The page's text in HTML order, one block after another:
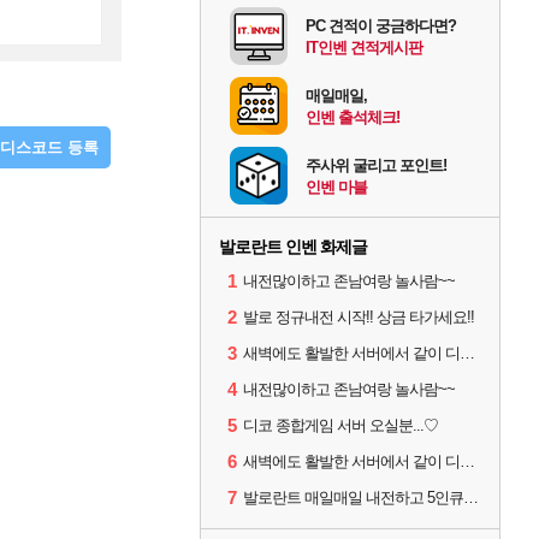
디스코드 등록
PC 견적이 궁금하다면?
IT인벤 견적게시판
매일매일,
인벤 출석체크!
주사위 굴리고 포인트!
인벤 마블
발로란트 인벤 화제글
1 내전많이하고 존남여랑 놀사람~~
2 발로 정규내전 시작!! 상금 타가세요!!
3 새벽에도 활발한 서버에서 같이 디코하면서 겜할 사람!
4 내전많이하고 존남여랑 놀사람~~
5 디코 종합게임 서버 오실분...♡
6 새벽에도 활발한 서버에서 같이 디코하면서 겜할 사람!
7 발로란트 매일매일 내전하고 5인큐 같이하실분!